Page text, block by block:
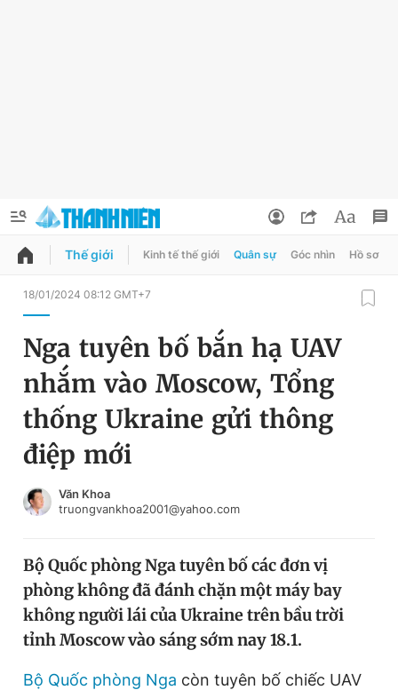
QUẢNG CÁO
Chuyên mục
Chuyên mục khác
Chào ngày mới
Tin thị trường Tin 360
Video Magazine
Sản phẩm khác
Tiện ích Bạn cần biết
Đổi mật khẩu
Tin đã lưu
Tin đã xem
Thế giới Kinh tế thế giới Quân sự Góc nhìn Hồ sơ
18/01/2024 08:12 GMT+7
Nga tuyên bố bắn hạ UAV
nhắm vào Moscow, Tổng
thống Ukraine gửi thông
điệp mới
Văn Khoa
truongvankhoa2001@yahoo.com
Bộ Quốc phòng Nga tuyên bố các đơn vị
phòng không đã đánh chặn một máy bay
không người lái của Ukraine trên bầu trời
tỉnh Moscow vào sáng sớm nay 18.1.
Bộ Quốc phòng Nga còn tuyên bố chiếc UAV